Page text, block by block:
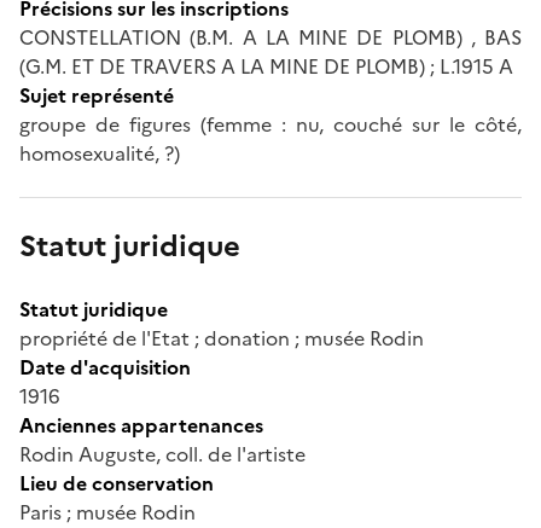
Précisions sur les inscriptions
CONSTELLATION (B.M. A LA MINE DE PLOMB) , BAS
(G.M. ET DE TRAVERS A LA MINE DE PLOMB) ; L.1915 A
Sujet représenté
groupe de figures (femme : nu, couché sur le côté,
homosexualité, ?)
Statut juridique
Statut juridique
propriété de l'Etat ; donation ; musée Rodin
Date d'acquisition
1916
Anciennes appartenances
Rodin Auguste, coll. de l'artiste
Lieu de conservation
Paris ; musée Rodin